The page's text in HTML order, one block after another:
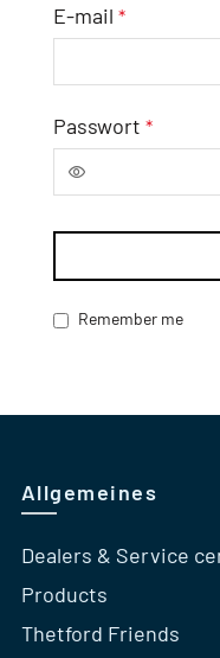
E-mail *
Passwort *
Remember me
Allgemeines
Dealers & Service
Products
Thetford Friends